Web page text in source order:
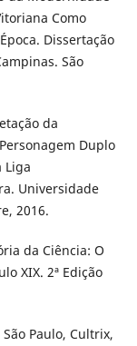
Como
Dissertação
São
da
Duplo
Liga
Universidade
2016.
da Ciência: O
XIX. 2ª Edição
Paulo, Cultrix,